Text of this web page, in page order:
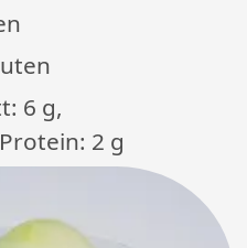
6 g,
2 g